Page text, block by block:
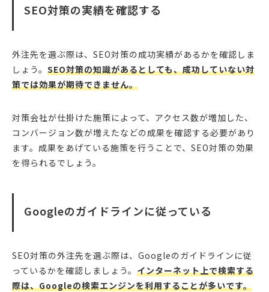
SEO対策の実績を確認する
外注先を選ぶ際は、SEO対策の成功実績があるかを確認しま
しょう。 SEO対策の知識があるとしても、成功していない対
策では効果が期待できません。
対策会社が仕掛けた施策によって、アクセス数が増加した、
コンバージョン数が増えたなどの成果を確認する必要があり
ます。成果をあげている施策を行うことで、SEO対策の効果
を得られるでしょう。
Googleのガイドラインに従っている
SEO対策の外注先を選ぶ際は、Googleのガイドラインに従
っているかを確認しましょう。 インターネット上で検索する
際は、Googleの検索エンジンを利用することが多いです。